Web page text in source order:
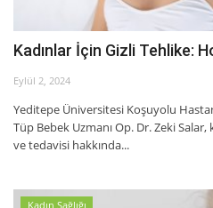
Kadınlar İçin Gizli Tehlike:
Eylül 2, 2024
Yeditepe Üniversitesi Koşuyolu
Tüp Bebek Uzmanı Op. Dr. Zeki
ve tedavisi hakkında...
Kadın Sağlığı